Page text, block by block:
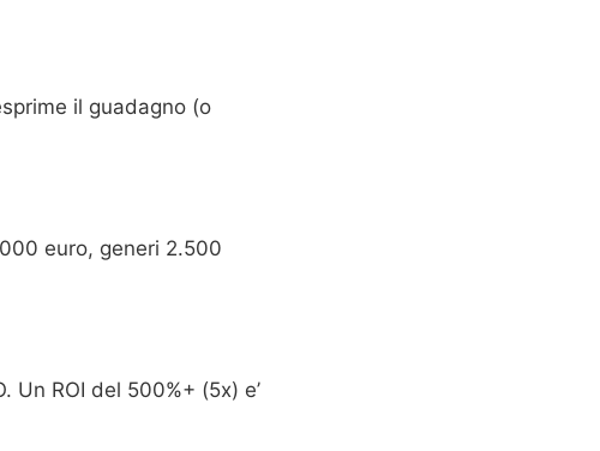
il guadagno (o
euro, generi 2.500
Un ROI del 500%+ (5x) e’